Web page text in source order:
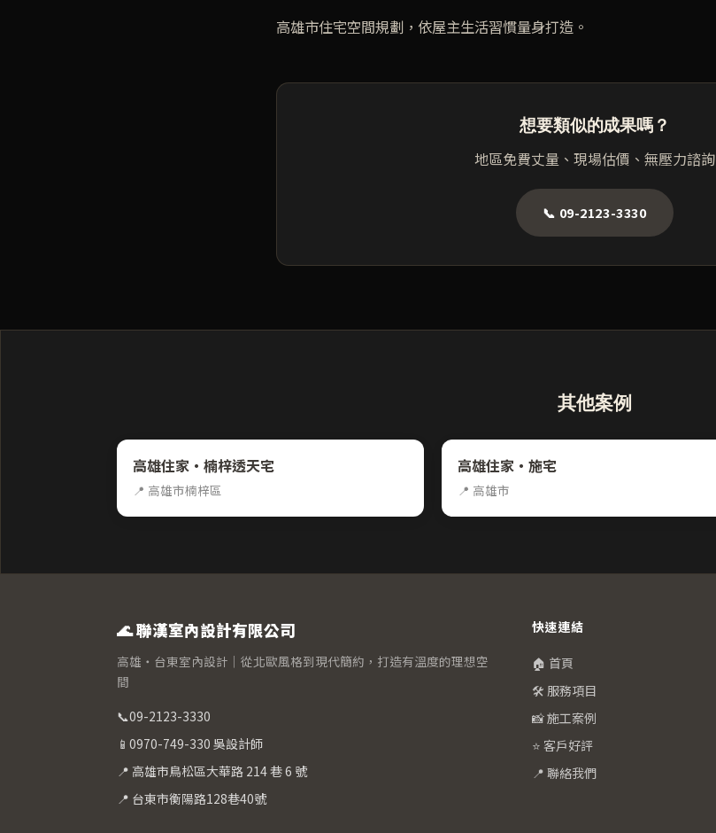
高雄市住宅空間規劃，依屋主生活習慣量身打造。
想要類似的成果嗎？
地區免費丈量、現場估價、無壓力諮詢
📞 09-2123-3330
其他案例
高雄住家・楠梓透天宅
📍 高雄市楠梓區
高雄住家・施宅
📍 高雄市
🌊 聯漢室內設計有限公司
高雄・台東室內設計｜從北歐風格到現代簡約，打造有溫度的理想空
間
📞09-2123-3330
📱 0970-749-330 吳設計師
📍 高雄市鳥松區大華路 214 巷 6 號
📍 台東市衡陽路128巷40號
快速連結
🏠 首頁
🛠️ 服務項目
📸 施工案例
⭐ 客戶好評
📍 聯絡我們